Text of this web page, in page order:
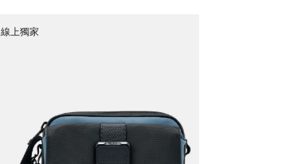
線上獨家